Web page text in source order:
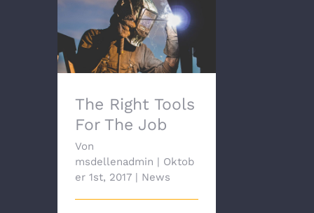
The Right Tools For
The Job
The Right Tools
For The Job
Von
msdellenadmin
Oktob
er 1st, 2017
News